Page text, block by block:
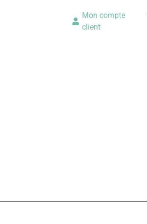
Mon compte
client